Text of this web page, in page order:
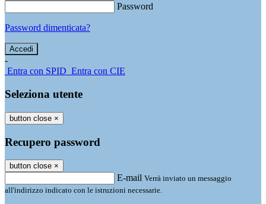
Password
Password dimenticata?
-
Entra con SPID Entra con CIE
Seleziona utente
button close ×
Recupero password
button close ×
E-mail Verrà inviato un messaggio
all'indirizzo indicato con le istruzioni necessarie.